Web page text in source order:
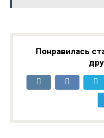
Понравилась